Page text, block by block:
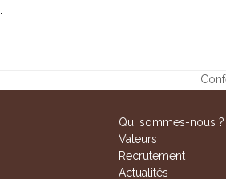
next
Qui sommes-nous ?
Valeurs
Recrutement
Actualités